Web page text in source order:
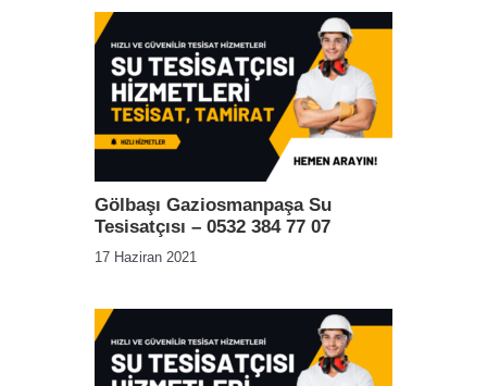
Gölbaşı Gaziosmanpaşa Su
Tesisatçısı – 0532 384 77 07
17 Haziran 2021